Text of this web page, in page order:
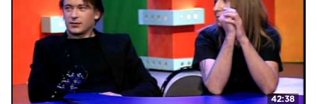
42:38